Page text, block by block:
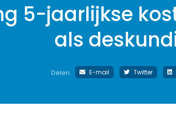
5-jaarlijkse
als
Delen: E-mail Twitter